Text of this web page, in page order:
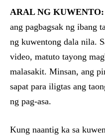
ARAL NG KUWENTO:
ang pagbagsak ng ibang
ng kuwentong dala nila.
video, matuto tayong
malasakit. Minsan, ang
sapat para iligtas ang
ng pag-asa.
Kung naantig ka sa